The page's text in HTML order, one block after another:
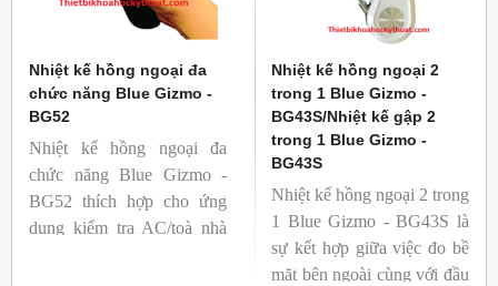
Nhiệt kế hồng ngoại đa
chức năng Blue Gizmo -
BG52
Nhiệt kế hồng ngoại đa
chức năng Blue Gizmo -
BG52 thích hợp cho ứng
dụng kiểm tra AC/toà nhà
Nhiệt kế hồng ngoại 2
trong 1 Blue Gizmo -
BG43S/Nhiệt kế gập 2
trong 1 Blue Gizmo -
BG43S
Nhiệt kế hồng ngoại 2 trong
1 Blue Gizmo - BG43S là
sự kết hợp giữa việc đo bề
mặt bên ngoài cùng với đầu